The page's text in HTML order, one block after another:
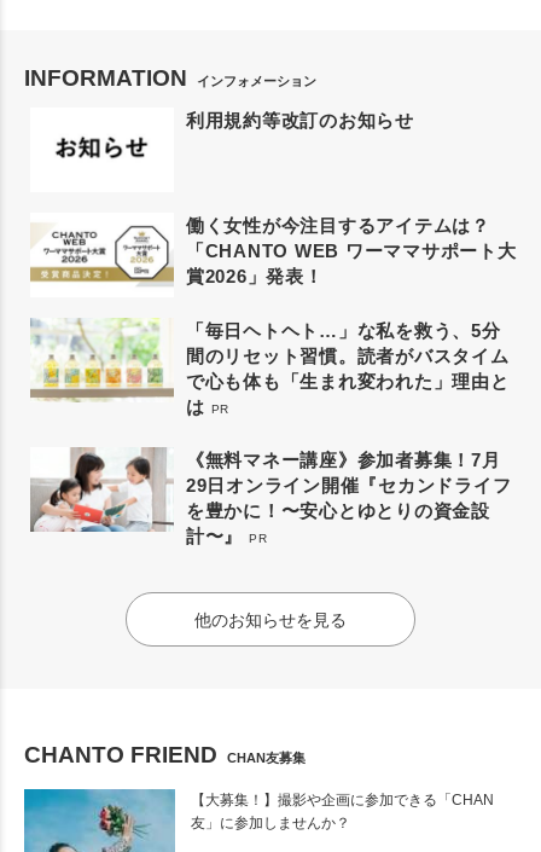
INFORMATION インフォメーション
利用規約等改訂のお知らせ
働く女性が今注目するアイテムは？
「CHANTO WEB ワーママサポート大
賞2026」発表！
「毎日ヘトヘト…」な私を救う、5分
間のリセット習慣。読者がバスタイム
で心も体も「生まれ変われた」理由と
は PR
《無料マネー講座》参加者募集！7月
29日オンライン開催『セカンドライフ
を豊かに！〜安心とゆとりの資金設
計〜』
PR
他のお知らせを見る
CHANTO FRIEND CHAN友募集
【大募集！】撮影や企画に参加できる「CHAN
友」に参加しませんか？